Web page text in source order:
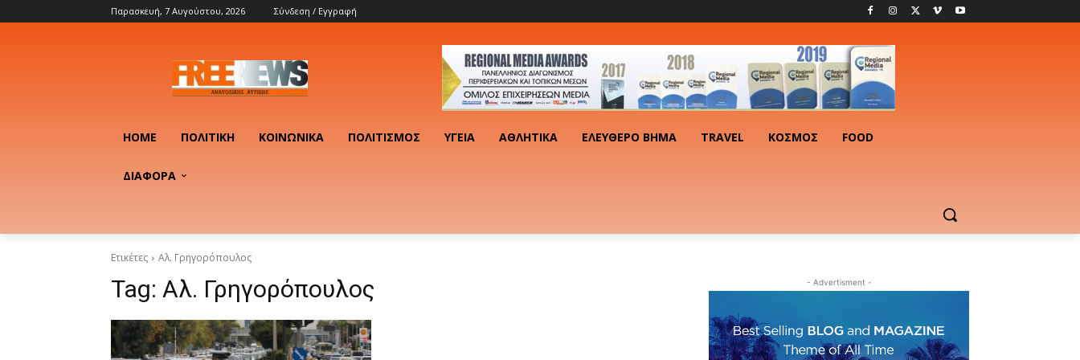
Παρασκευή, 7 Αυγούστου, 2026 Σύνδεση / Εγγραφή
HOME ΠΟΛΙΤΙΚΉ ΚΟΙΝΩΝΙΚΆ ΠΟΛΙΤΙΣΜΌΣ ΥΓΕΊΑ ΑΘΛΗΤΙΚΆ ΕΛΕΎΘΕΡΟ ΒΉΜΑ TRAVEL ΚΟΣΜΟΣ FOOD
ΔΙΑΦΟΡΑ
Ετικέτες Αλ. Γρηγορόπουλος
Tag: Αλ. Γρηγορόπουλος - Advertisment -